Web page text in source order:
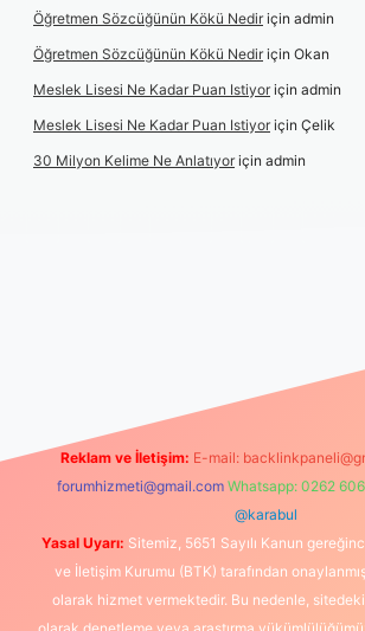
Öğretmen Sözcüğünün Kökü Nediriçin admin
Öğretmen Sözcüğünün Kökü Nediriçin Okan
Meslek Lisesi Ne Kadar Puan Istiyoriçin admin
Meslek Lisesi Ne Kadar Puan Istiyoriçin Çelik
30 Milyon Kelime Ne Anlatıyoriçin admin
Reklam ve İletişim: E-mail:
forumhizmeti@gmail.com Whatsapp: 0262
@karabul
Yasal Uyarı: Sitemiz, 5651 Sayılı Kanun
ve İletişim Kurumu (BTK) tarafından
olarak hizmet vermektedir. Bu nedenle,